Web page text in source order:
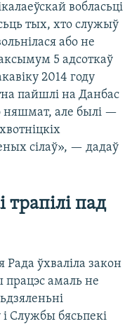
вобласьці
тых, хто служыў
або не
5 адсоткаў
2014 году
пайшлі на Данбас
няшмат, але былі —
сілаў», — дадаў
трапілі пад
Рада ўхваліла закон
працэс амаль не
Службы бясьпекі